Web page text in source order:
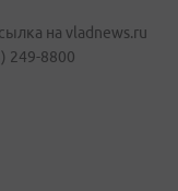
на vladnews.ru
249-8800